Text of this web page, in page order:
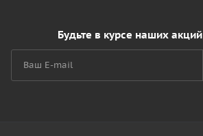
Будьте в курсе наших